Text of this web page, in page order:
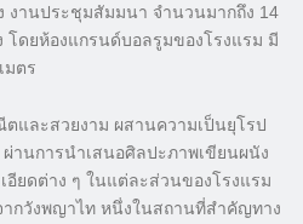
งานประชุมสัมมนา จำนวนมากถึง 14
โดยห้องแกรนด์บอลรูมของโรงแรม มี
มตร
และสวยงาม ผสานความเป็นยุโรป
านการนำเสนอศิลปะภาพเขียนผนัง
อียดต่าง ๆ ในแต่ละส่วนของโรงแรม
กวังพญาไท หนึ่งในสถานที่สำคัญทาง